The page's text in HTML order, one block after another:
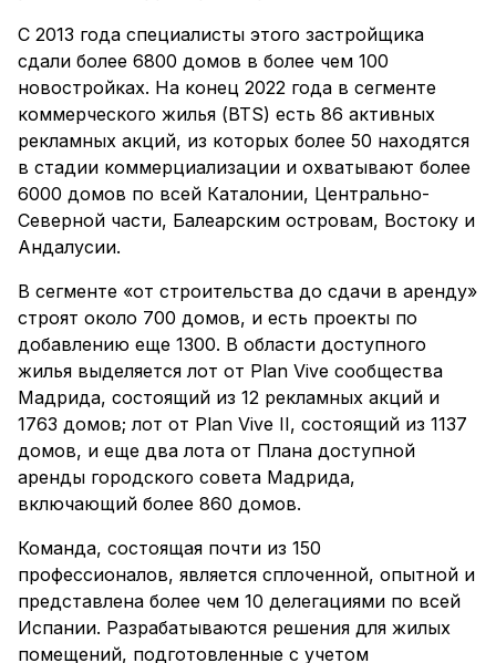
С 2013 года специалисты этого застройщика
сдали более 6800 домов в более чем 100
новостройках. На конец 2022 года в сегменте
коммерческого жилья (BTS) есть 86 активных
рекламных акций, из которых более 50 находятся
в стадии коммерциализации и охватывают более
6000 домов по всей Каталонии, Центрально-
Северной части, Балеарским островам, Востоку и
Андалусии.
В сегменте «от строительства до сдачи в аренду»
строят около 700 домов, и есть проекты по
добавлению еще 1300. В области доступного
жилья выделяется лот от Plan Vive сообщества
Мадрида, состоящий из 12 рекламных акций и
1763 домов; лот от Plan Vive II, состоящий из 1137
домов, и еще два лота от Плана доступной
аренды городского совета Мадрида,
включающий более 860 домов.
Команда, состоящая почти из 150
профессионалов, является сплоченной, опытной и
представлена более чем 10 делегациями по всей
Испании. Разрабатываются решения для жилых
помещений, подготовленные с учетом